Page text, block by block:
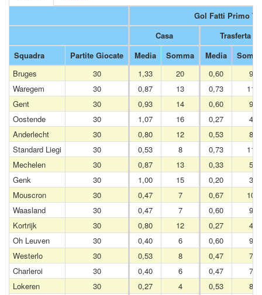
Gol Fatti Primo
Casa
Trasferta
Squadra
Partite Giocate Media Somma Media
Bruges
30 1,33 20 0,60
9
Waregem
30 0,87 13 0,73
11
Gent
30 0,93 14 0,60
9
Oostende
30 1,07 16 0,27
4
Anderlecht
30 0,80 12 0,53
8
Standard Liegi
30 0,53 8 0,73
11
Mechelen
30 0,87 13 0,33
5
Genk
30 1,00 15 0,20
3
Mouscron
30 0,47 7 0,67
10
Waasland
30 0,47 7 0,60
9
Kortrijk
30 0,80 12 0,27
4
Oh Leuven
30 0,40 6 0,60
9
Westerlo
30 0,53 8 0,47
7
Charleroi
30 0,40 6 0,47
7
Lokeren
30 0,27 4 0,53
8